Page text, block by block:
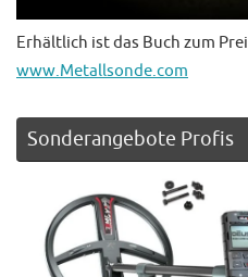
Erhältlich ist das Buch zum
www.Metallsonde.com
Sonderangebote Profis